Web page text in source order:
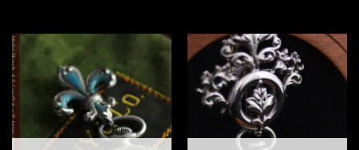
¥430,000
し
た。
¥430,000
で
す。